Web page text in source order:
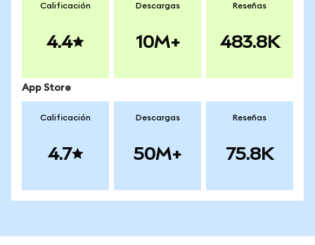
Calificación
4.4
Descargas
10M+
Reseñas
483.8K
App Store
Calificación
4.7
Descargas
50M+
Reseñas
75.8K